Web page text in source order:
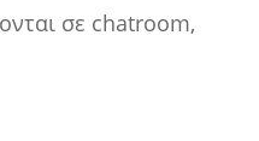
σε chatroom,